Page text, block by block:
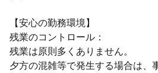
【安心の勤務環境】
残業のコントロール：
残業は原則多くありません。
夕方の混雑等で発生する場合は、